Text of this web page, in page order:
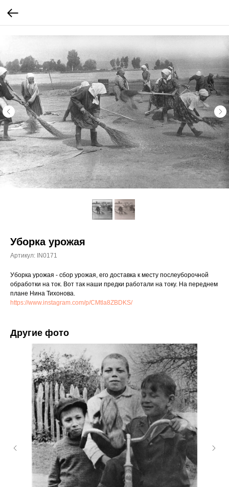
Уборка урожая
Артикул: IN0171
Уборка урожая - сбор урожая, его доставка к месту послеуборочной
обработки на ток. Вот так наши предки работали на току. На переднем
плане Нина Тихонова.
https://www.instagram.com/p/CMtla8ZBDKS/
Другие фото